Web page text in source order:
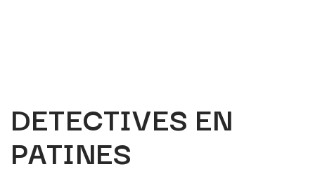
DETECTIVES EN
PATINES